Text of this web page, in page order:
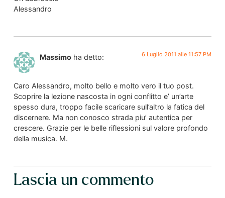
Alessandro
Massimo ha detto: 6 Luglio 2011 alle 11:57 PM
Caro Alessandro, molto bello e molto vero il tuo post.
Scoprire la lezione nascosta in ogni conflitto e’ un’arte
spesso dura, troppo facile scaricare sull’altro la fatica del
discernere. Ma non conosco strada piu’ autentica per
crescere. Grazie per le belle riflessioni sul valore profondo
della musica. M.
Lascia un commento